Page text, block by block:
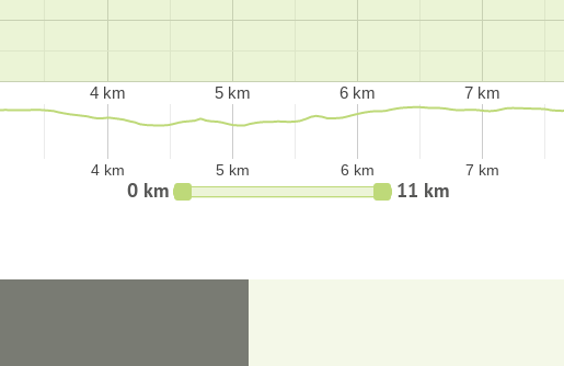
4 km 5 km 6 km 7 km
4 km 5 km 6 km 7 km
0 km 11 km